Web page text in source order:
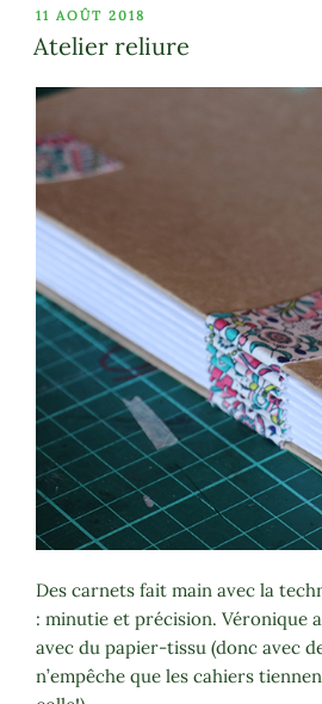
PUBLIÉ
LE
11 AOÛT 2018
Atelier reliure
Des carnets fait main avec la
: minutie et précision. Véronique
avec du papier-tissu (donc avec
n’empêche que les cahiers